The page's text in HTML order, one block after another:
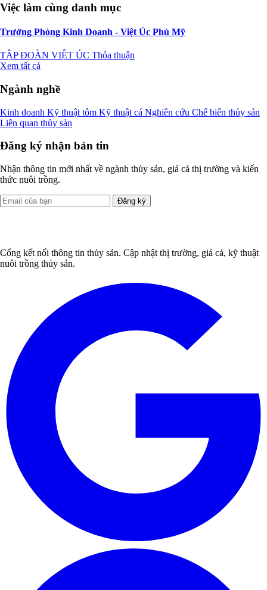
Việc làm cùng danh mục
Trưởng Phòng Kinh Doanh - Việt Úc Phù Mỹ
TẬP ĐOÀN VIỆT ÚC Thỏa thuận
Xem tất cả
Ngành nghề
Kinh doanh Kỹ thuật tôm Kỹ thuật cá Nghiên cứu Chế biến thủy sản
Liên quan thủy sản
Đăng ký nhận bản tin
Nhận thông tin mới nhất về ngành thủy sản, giá cả thị trường và kiến
thức nuôi trồng.
Đăng ký
Cổng kết nối thông tin thủy sản. Cập nhật thị trường, giá cả, kỹ thuật
nuôi trồng thủy sản.